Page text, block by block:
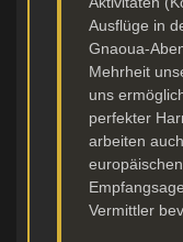
Ausflüge in
Gnaoua-
Mehrheit
uns
perfekter
arbeiten
Vermittler